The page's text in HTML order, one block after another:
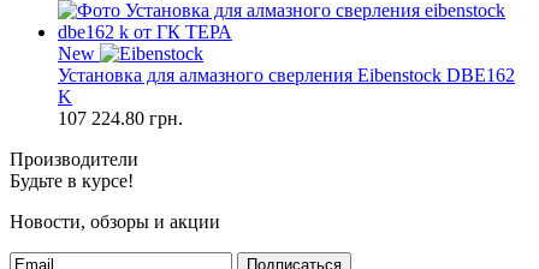
New
Установка для алмазного сверления Eibenstock DBE162
K
107 224.80 грн.
Производители
Будьте в курсе!
Новости, обзоры и акции
Подписаться